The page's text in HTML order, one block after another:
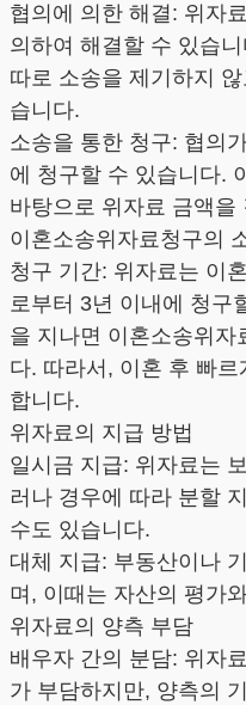
협의에 의한 해결: 위자
의하여 해결할 수 있습
따로 소송을 제기하지
습니다.
소송을 통한 청구: 협의
에 청구할 수 있습니다.
바탕으로 위자료 금액을
이혼소송위자료청구의
청구 기간: 위자료는 이
로부터 3년 이내에 청구
을 지나면 이혼소송위자
다. 따라서, 이혼 후 빠
합니다.
위자료의 지급 방법
일시금 지급: 위자료는
러나 경우에 따라 분할
수도 있습니다.
대체 지급: 부동산이나
며, 이때는 자산의 평가
위자료의 양측 부담
배우자 간의 분담: 위자
가 부담하지만, 양측의